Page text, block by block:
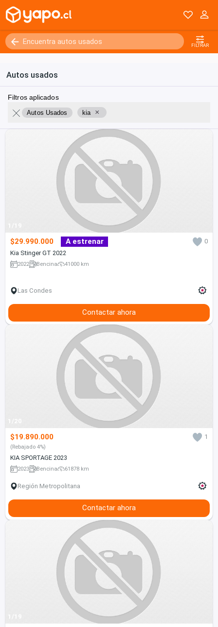
FILTRAR
Autos usados
Filtros aplicados
Autos Usados kia ×
1/19
$29.990.000 A estrenar
0
Kia Stinger GT 2022
2022 Bencina 41000 km
Las Condes
Contactar ahora
1/20
$19.890.000 1
(Rebajado 4%)
KIA SPORTAGE 2023
2023 Bencina 61878 km
Región Metropolitana
Contactar ahora
1/19